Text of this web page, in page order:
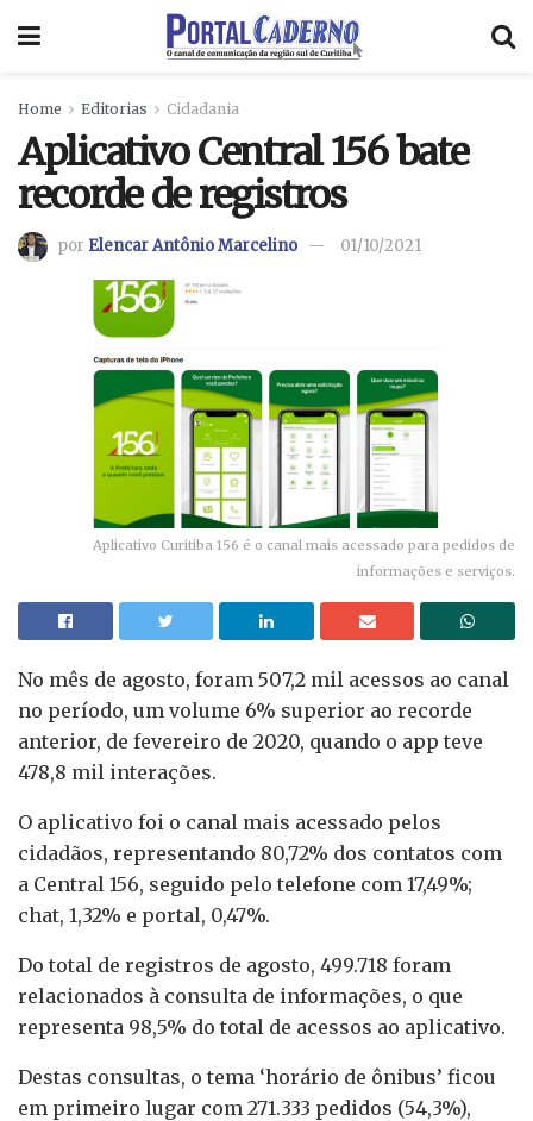
Home Editorias Cidadania
Aplicativo Central 156 bate
recorde de registros
por Elencar Antônio Marcelino 01/10/2021
Aplicativo Curitiba 156 é o canal mais acessado para pedidos de
informações e serviços.
No mês de agosto, foram 507,2 mil acessos ao canal
no período, um volume 6% superior ao recorde
anterior, de fevereiro de 2020, quando o app teve
478,8 mil interações.
O aplicativo foi o canal mais acessado pelos
cidadãos, representando 80,72% dos contatos com
a Central 156, seguido pelo telefone com 17,49%;
chat, 1,32% e portal, 0,47%.
Do total de registros de agosto, 499.718 foram
relacionados à consulta de informações, o que
representa 98,5% do total de acessos ao aplicativo.
Destas consultas, o tema ‘horário de ônibus’ ficou
em primeiro lugar com 271.333 pedidos (54,3%),